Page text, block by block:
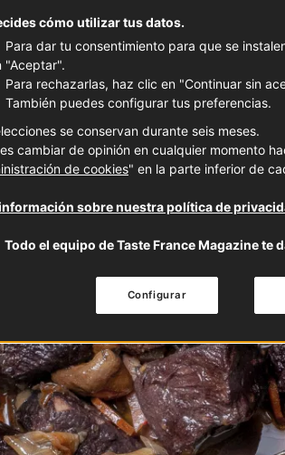
cómo utilizar tus datos.
Para dar tu consentimiento para que se
"Aceptar".
Para rechazarlas, haz clic en "Continuar sin
También puedes configurar tus preferencias.
se conservan durante seis meses.
cambiar de opinión en cualquier momento
de cookies" en la parte inferior de
sobre nuestra política de
Todo el equipo de Taste France Magazine te
Configurar